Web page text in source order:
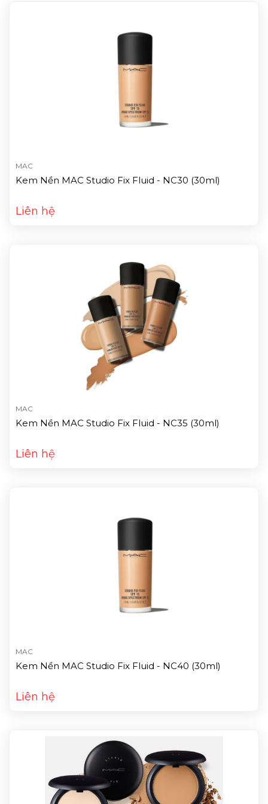
MAC
Kem Nền MAC Studio Fix Fluid - NC30 (30ml)
Liên hệ
MAC
Kem Nền MAC Studio Fix Fluid - NC35 (30ml)
Liên hệ
MAC
Kem Nền MAC Studio Fix Fluid - NC40 (30ml)
Liên hệ